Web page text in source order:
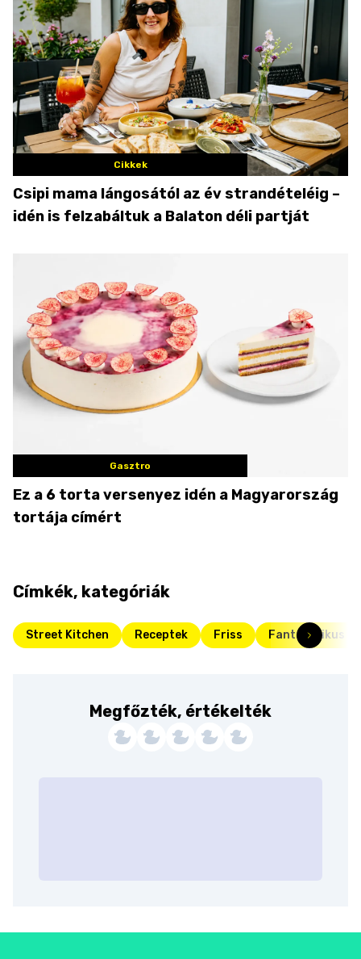
Cikkek
Csipi mama lángosától az év strandételéig –
idén is felzabáltuk a Balaton déli partját
Gasztro
Ez a 6 torta versenyez idén a Magyarország
tortája címért
Címkék, kategóriák
Street Kitchen Receptek Friss Fantasztikus
Megfőzték, értékelték